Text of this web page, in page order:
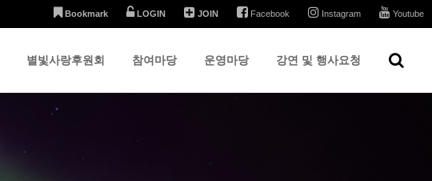
Bookmark LOGIN JOIN Facebook Instagram Youtube
별빛사랑후원회 참여마당 운영마당 강연 및 행사요청